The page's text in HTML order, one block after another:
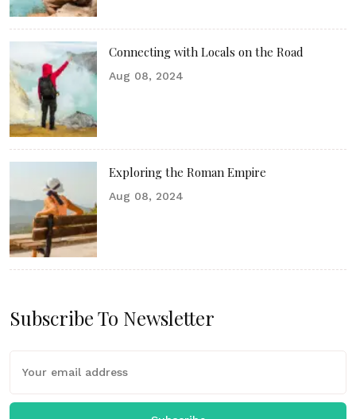
Connecting with Locals on the Road
Aug 08, 2024
Exploring the Roman Empire
Aug 08, 2024
Subscribe To Newsletter